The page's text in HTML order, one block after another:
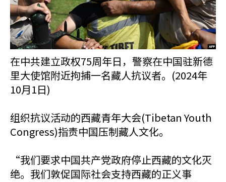
在中共建立政权75周年日，警察在中国驻新德
里大使馆附近拘捕一名藏人抗议者。(2024年
10月1日)
组织抗议活动的西藏青年大会(Tibetan Youth
Congress)指责中国压制藏人文化。
“我们要求中国共产党政府停止西藏的文化灭
绝。我们敦促国际社会支持西藏的正义事